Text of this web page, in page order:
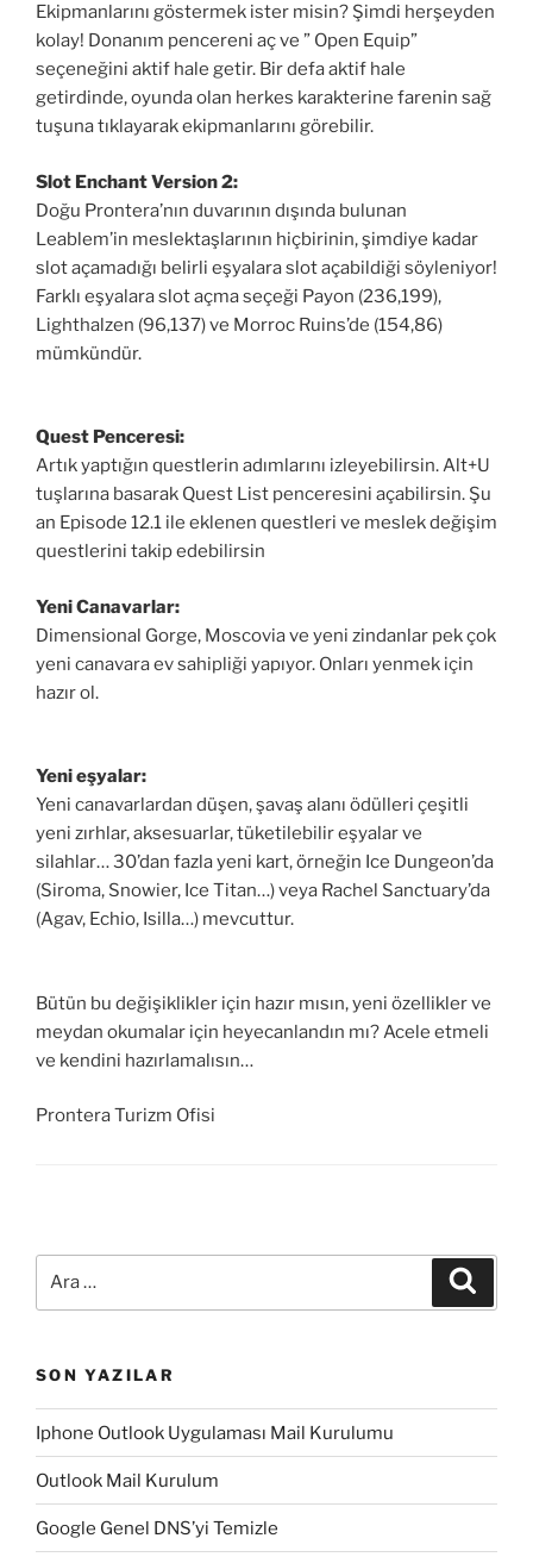
Ekipmanlarını göstermek ister misin? Şimdi herşeyden
kolay! Donanım pencereni aç ve ” Open Equip”
seçeneğini aktif hale getir. Bir defa aktif hale
getirdinde, oyunda olan herkes karakterine farenin sağ
tuşuna tıklayarak ekipmanlarını görebilir.
Slot Enchant Version 2:
Doğu Prontera’nın duvarının dışında bulunan
Leablem’in meslektaşlarının hiçbirinin, şimdiye kadar
slot açamadığı belirli eşyalara slot açabildiği söyleniyor!
Farklı eşyalara slot açma seçeği Payon (236,199),
Lighthalzen (96,137) ve Morroc Ruins’de (154,86)
mümkündür.
Quest Penceresi:
Artık yaptığın questlerin adımlarını izleyebilirsin. Alt+U
tuşlarına basarak Quest List penceresini açabilirsin. Şu
an Episode 12.1 ile eklenen questleri ve meslek değişim
questlerini takip edebilirsin
Yeni Canavarlar:
Dimensional Gorge, Moscovia ve yeni zindanlar pek çok
yeni canavara ev sahipliği yapıyor. Onları yenmek için
hazır ol.
Yeni eşyalar:
Yeni canavarlardan düşen, şavaş alanı ödülleri çeşitli
yeni zırhlar, aksesuarlar, tüketilebilir eşyalar ve
silahlar… 30’dan fazla yeni kart, örneğin Ice Dungeon’da
(Siroma, Snowier, Ice Titan…) veya Rachel Sanctuary’da
(Agav, Echio, Isilla…) mevcuttur.
Bütün bu değişiklikler için hazır mısın, yeni özellikler ve
meydan okumalar için heyecanlandın mı? Acele etmeli
ve kendini hazırlamalısın…
Prontera Turizm Ofisi
SON YAZILAR
Iphone Outlook Uygulaması Mail Kurulumu
Outlook Mail Kurulum
Google Genel DNS’yi Temizle